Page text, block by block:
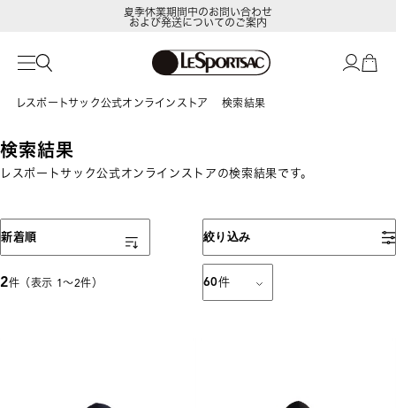
夏季休業期間中のお問い合わせ
および発送についてのご案内
レスポートサック公式オンラインストア 検索結果
検索結果
レスポートサック公式オンラインストアの検索結果です。
絞り込み
2件（表示 1〜2件） 60件
表示順
新着順